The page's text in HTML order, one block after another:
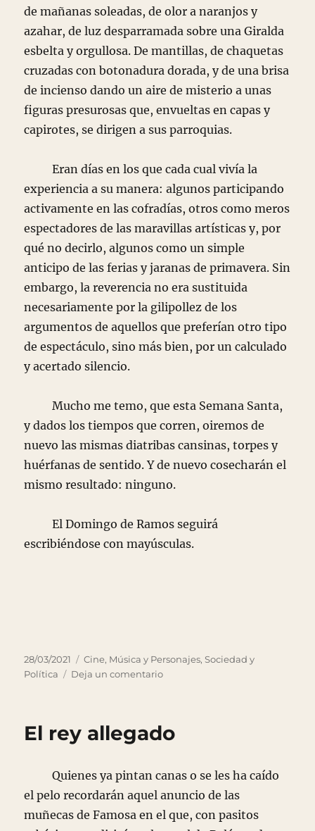
de mañanas soleadas, de olor a naranjos y
azahar, de luz desparramada sobre una Giralda
esbelta y orgullosa. De mantillas, de chaquetas
cruzadas con botonadura dorada, y de una brisa
de incienso dando un aire de misterio a unas
figuras presurosas que, envueltas en capas y
capirotes, se dirigen a sus parroquias.
Eran días en los que cada cual vivía la
experiencia a su manera: algunos participando
activamente en las cofradías, otros como meros
espectadores de las maravillas artísticas y, por
qué no decirlo, algunos como un simple
anticipo de las ferias y jaranas de primavera. Sin
embargo, la reverencia no era sustituida
necesariamente por la gilipollez de los
argumentos de aquellos que preferían otro tipo
de espectáculo, sino más bien, por un calculado
y acertado silencio.
Mucho me temo, que esta Semana Santa,
y dados los tiempos que corren, oiremos de
nuevo las mismas diatribas cansinas, torpes y
huérfanas de sentido. Y de nuevo cosecharán el
mismo resultado: ninguno.
El Domingo de Ramos seguirá
escribiéndose con mayúsculas.
Publicado
el
28/03/2021 Categorías
Cine, Música y Personajes,Sociedad y
Política
Deja un comentarioen
Mayúsculas
El rey allegado
Quienes ya pintan canas o se les ha caído
el pelo recordarán aquel anuncio de las
muñecas de Famosa en el que, con pasitos